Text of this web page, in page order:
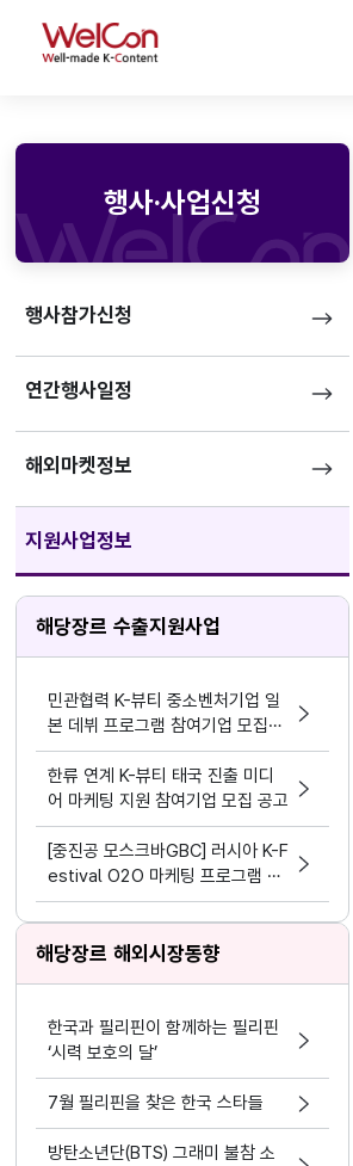
WelCon
행사·사업신청
행사참가신청
연간행사일정
해외마켓정보
지원사업정보
해당장르 수출지원사업
민관협력 K-뷰티 중소벤처기업 일
본 데뷔 프로그램 참여기업 모집공
고
한류 연계 K-뷰티 태국 진출 미디
어 마케팅 지원 참여기업 모집 공고
[중진공 모스크바GBC] 러시아 K-F
estival O2O 마케팅 프로그램 참
여기업 모집 공고(~8.19)
해당장르 해외시장동향
한국과 필리핀이 함께하는 필리핀
‘시력 보호의 달’
7월 필리핀을 찾은 한국 스타들
방탄소년단(BTS) 그래미 불참 소